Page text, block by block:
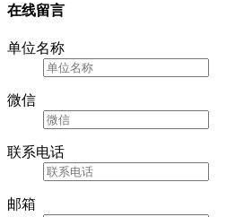
在线留言
单位名称
微信
联系电话
邮箱